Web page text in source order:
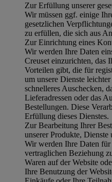
Zur Erfüllung unserer
Wir müssen ggf. einige
gesetzlichen
zu erfüllen, die sich aus
Zur Einrichtung eines
Wir werden Ihre Daten
Creuset einzurichten, das
Vorteilen gibt, die für
um unsere Dienste
schnelleres Auschecken,
Lieferadressen oder das
Bestellungen. Diese
Erfüllung dieses Dienstes.
Zur Bearbeitung Ihrer
unserer Produkte,
Wir werden Ihre Daten
vertraglichen Beziehung
Waren auf der Website
Ihre Benutzung der